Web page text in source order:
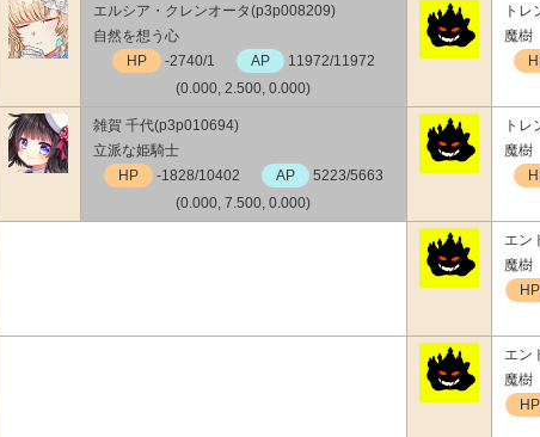
エルシア・クレンオータ(p3p008209)
自然を想う心
HP
-2740/1 AP
11972/11972
(0.000, 2.500, 0.000)
トレ
魔樹
雑賀 千代(p3p010694)
立派な姫騎士
HP
-1828/10402 AP
5223/5663
(0.000, 7.500, 0.000)
トレ
魔樹
エン
魔樹
HP
エン
魔樹
HP